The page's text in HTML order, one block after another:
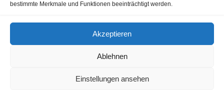
bestimmte Merkmale und Funktionen beeinträchtigt werden.
Akzeptieren
Ablehnen
Einstellungen ansehen
Datenschutzerklärung
Cookie-Richtlinie (EU)
office@sab-group.com